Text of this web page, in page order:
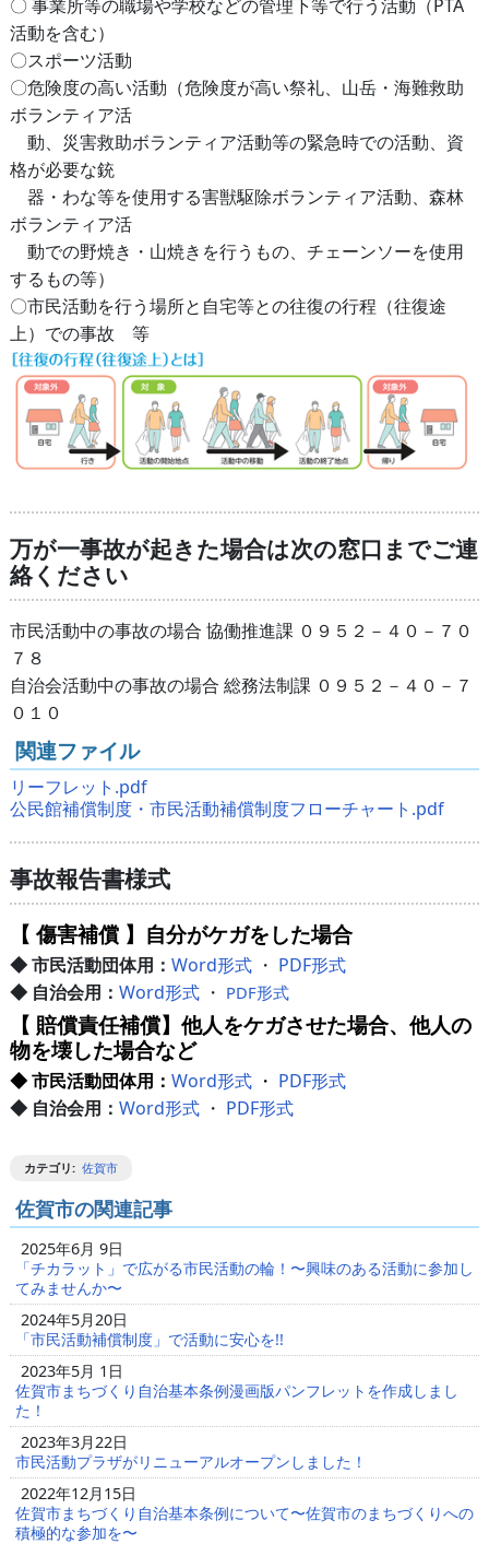
〇 事業所等の職場や学校などの管理下等で行う活動（PTA
活動を含む）
〇スポーツ活動
〇危険度の高い活動（危険度が高い祭礼、山岳・海難救助
ボランティア活
動、災害救助ボランティア活動等の緊急時での活動、資
格が必要な銃
器・わな等を使用する害獣駆除ボランティア活動、森林
ボランティア活
動での野焼き・山焼きを行うもの、チェーンソーを使用
するもの等）
〇市民活動を行う場所と自宅等との往復の行程（往復途
上）での事故 等
万が一事故が起きた場合は次の窓口までご連
絡ください
市民活動中の事故の場合 協働推進課 ０９５２－４０－７０
７８
自治会活動中の事故の場合 総務法制課 ０９５２－４０－７
０１０
関連ファイル
リーフレット.pdf
公民館補償制度・市民活動補償制度フローチャート.pdf
事故報告書様式
【 傷害補償 】自分がケガをした場合
◆ 市民活動団体用： Word形式・ PDF形式
◆ 自治会用： Word形式・ PDF形式
【 賠償責任補償】他人をケガさせた場合、他人の
物を壊した場合など
◆ 市民活動団体用： Word形式・ PDF形式
◆ 自治会用： Word形式・ PDF形式
カテゴリ: 佐賀市
佐賀市の関連記事
2025年6月 9日
「チカラット」で広がる市民活動の輪！〜興味のある活動に参加し
てみませんか〜
2024年5月20日
「市民活動補償制度」で活動に安心を!!
2023年5月 1日
佐賀市まちづくり自治基本条例漫画版パンフレットを作成しまし
た！
2023年3月22日
市民活動プラザがリニューアルオープンしました！
2022年12月15日
佐賀市まちづくり自治基本条例について〜佐賀市のまちづくりへの
積極的な参加を〜